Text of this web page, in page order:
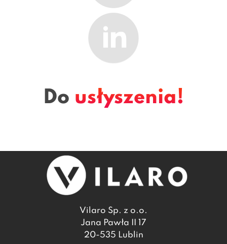
Do usłyszenia!
Vilaro Sp. z o.o.
Jana Pawła II 17
20-535 Lublin